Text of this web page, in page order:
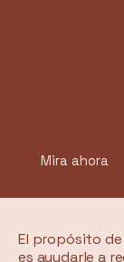
Mira ahora
El propósito
es ayudarle a